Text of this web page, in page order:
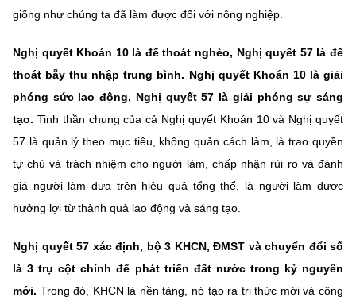
giống như chúng ta đã làm được đối với nông nghiệp.
Nghị quyết Khoán 10 là để thoát nghèo, Nghị quyết 57 là để
thoát bẫy thu nhập trung bình. Nghị quyết Khoán 10 là giải
phóng sức lao động, Nghị quyết 57 là giải phóng sự sáng
tạo. Tinh thần chung của cả Nghị quyết Khoán 10 và Nghị quyết
57 là quản lý theo mục tiêu, không quản cách làm, là trao quyền
tự chủ và trách nhiệm cho người làm, chấp nhận rủi ro và đánh
giá người làm dựa trên hiệu quả tổng thể, là người làm được
hưởng lợi từ thành quả lao động và sáng tạo.
Nghị quyết 57 xác định, bộ 3 KHCN, ĐMST và chuyển đổi số
là 3 trụ cột chính để phát triển đất nước trong kỷ nguyên
mới. Trong đó, KHCN là nền tảng, nó tạo ra tri thức mới và công